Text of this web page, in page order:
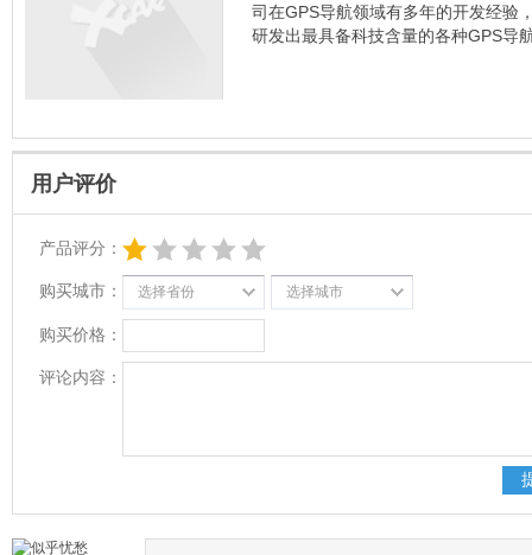
司在GPS导航领域有多年的开发经验
研发出最具备科技含量的各种GPS导
用户评价
产品评分：
购买城市： 选择省份 选择城市
购买价格：
评论内容：